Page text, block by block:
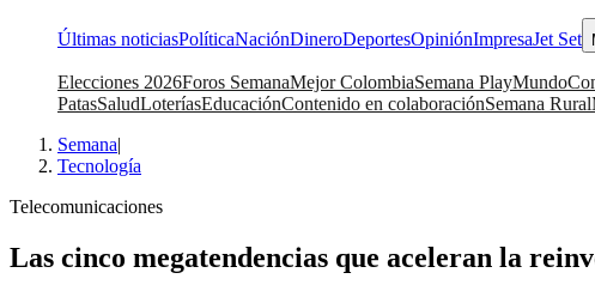
Últimas noticiasPolíticaNaciónDineroDeportesOpiniónImpresaJet Set
Elecciones 2026Foros SemanaMejor ColombiaSemana PlayMundo
PatasSaludLoteríasEducaciónContenido en colaboraciónSemana Rural
Semana|
Tecnología
Telecomunicaciones
Las cinco megatendencias que aceleran la